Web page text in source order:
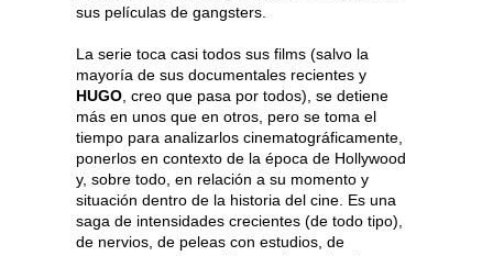
sus películas de gangsters.
La serie toca casi todos sus films (salvo la
mayoría de sus documentales recientes y
HUGO , creo que pasa por todos), se detiene
más en unos que en otros, pero se toma el
tiempo para analizarlos cinematográficamente,
ponerlos en contexto de la época de Hollywood
y, sobre todo, en relación a su momento y
situación dentro de la historia del cine. Es una
saga de intensidades crecientes (de todo tipo),
de nervios, de peleas con estudios, de